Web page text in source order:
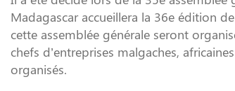
Madagascar accueillera la 36e édition
cette assemblée générale seront
chefs d’entreprises malgaches,
organisés.